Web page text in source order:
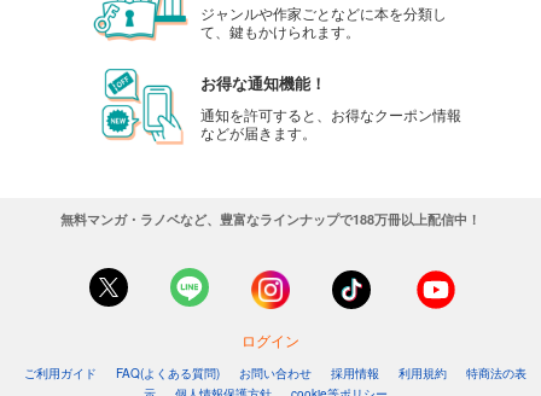
ジャンルや作家ごとなどに本を分類し
て、鍵もかけられます。
お得な通知機能！
通知を許可すると、お得なクーポン情報
などが届きます。
無料マンガ・ラノベなど、豊富なラインナップで188万冊以上配信中！
ログイン
ご利用ガイド FAQ(よくある質問) お問い合わせ 採用情報 利用規約
特商法の表